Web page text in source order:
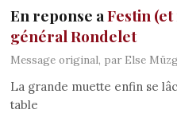
En reponse aFestin
général Rondelet
Message original, par Else
La grande muette enfin se
table